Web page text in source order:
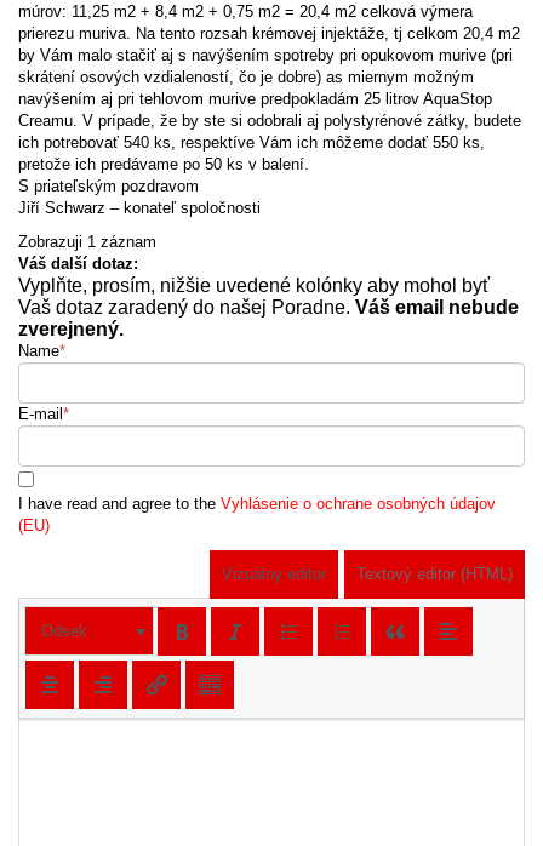
múrov: 11,25 m2 + 8,4 m2 + 0,75 m2 = 20,4 m2 celková výmera
prierezu muriva. Na tento rozsah krémovej injektáže, tj celkom 20,4 m2
by Vám malo stačiť aj s navýšením spotreby pri opukovom murive (pri
skrátení osových vzdialeností, čo je dobre) as miernym možným
navýšením aj pri tehlovom murive predpokladám 25 litrov AquaStop
Creamu. V prípade, že by ste si odobrali aj polystyrénové zátky, budete
ich potrebovať 540 ks, respektíve Vám ich môžeme dodať 550 ks,
pretože ich predávame po 50 ks v balení.
S priateľským pozdravom
Jiří Schwarz – konateľ spoločnosti
Zobrazuji 1 záznam
Váš další dotaz:
Vyplňte, prosím, nižšie uvedené kolónky aby mohol byť
Vaš dotaz zaradený do našej Poradne. Váš email nebude
zverejnený.
Name*
E-mail *
I have read and agree to the Vyhlásenie o ochrane osobných údajov
(EU)
Vizuálny editor Textový editor (HTML)
Odsek